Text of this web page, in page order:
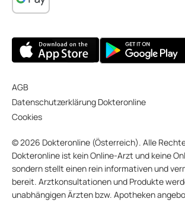
AGB
Datenschutzerklärung Dokteronline
Cookies
© 2026 Dokteronline (Österreich). Alle
Dokteronline ist kein Online-Arzt und keine
sondern stellt einen rein informativen und
bereit. Arztkonsultationen und Produkte
unabhängigen Ärzten bzw. Apotheken